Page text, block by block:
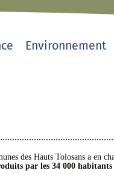
Environnement
des Hauts Tolosans a en
par les 34 000